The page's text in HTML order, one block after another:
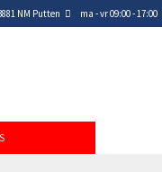
NM Putten ma - vr 09:00 - 17:00